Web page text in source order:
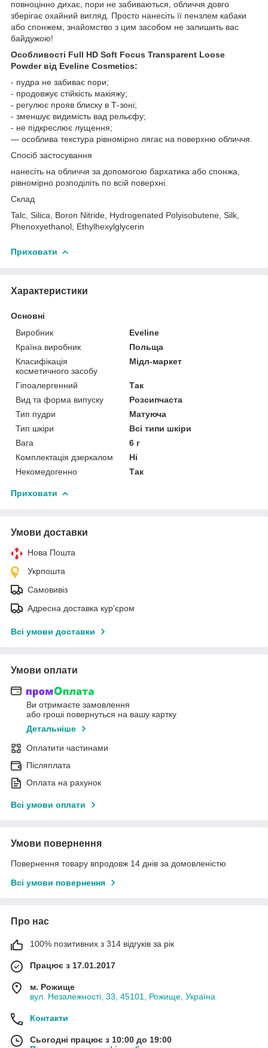
повноцінно дихає, пори не забиваються, обличчя довго
зберігає охайний вигляд. Просто нанесіть її пензлем кабаки
або спонжем, знайомство з цим засобом не залишить вас
байдужою!
Особливості Full HD Soft Focus Transparent Loose
Powder від Eveline Cosmetics:
- пудра не забиває пори;
- продовжує стійкість макіяжу;
- регулює прояв блиску в Т-зоні;
- зменшує видимість вад рельєфу;
- не підкреслює лущення;
— особлива текстура рівномірно лягає на поверхню обличчя.
Спосіб застосування
нанесіть на обличчя за допомогою бархатика або спонжа,
рівномірно розподіліть по всій поверхні.
Склад
Talc, Silica, Boron Nitride, Hydrogenated Polyisobutene, Silk,
Phenoxyethanol, Ethylhexylglycerin
Приховати
Характеристики
Основні
Виробник
Eveline
Країна виробник
Польща
Класифікація
косметичного засобу
Мідл-маркет
Гіпоалергенний
Так
Вид та форма випуску
Розсипчаста
Тип пудри
Матуюча
Тип шкіри
Всі типи шкіри
Вага
6 г
Комплектація дзеркалом
Ні
Некомедогенно
Так
Приховати
Умови доставки
Нова Пошта
Укрпошта
Самовивіз
Адресна доставка кур'єром
Всі умови доставки
Умови оплати
Ви отримаєте замовлення
або гроші повернуться на вашу картку
Детальніше
Оплатити частинами
Післяплата
Оплата на рахунок
Всі умови оплати
Умови повернення
Повернення товару впродовж 14 днів за домовленістю
Всі умови повернення
Про нас
100% позитивних з 314 відгуків за рік
Працює з 17.01.2017
м. Рожище
вул. Незалежності, 33, 45101, Рожище, Україна
Контакти
Сьогодні працює з 10:00 до 19:00